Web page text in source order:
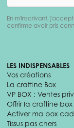
En m'inscrivant,
confirme avoir pris
LES INDISPENSABLES
Vos créations
La craftine Box
VP BOX : Ventes
Offrir la craftine box
Activer ma box
Tissus pas chers